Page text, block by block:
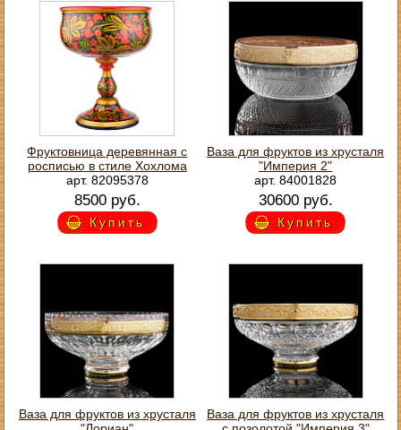
Фруктовница деревянная с
росписью в стиле Хохлома
арт. 82095378
8500 руб.
Купить
Ваза для фруктов из хрусталя
"Империя 2"
арт. 84001828
30600 руб.
Купить
Ваза для фруктов из хрусталя
Ваза для фруктов из хрусталя